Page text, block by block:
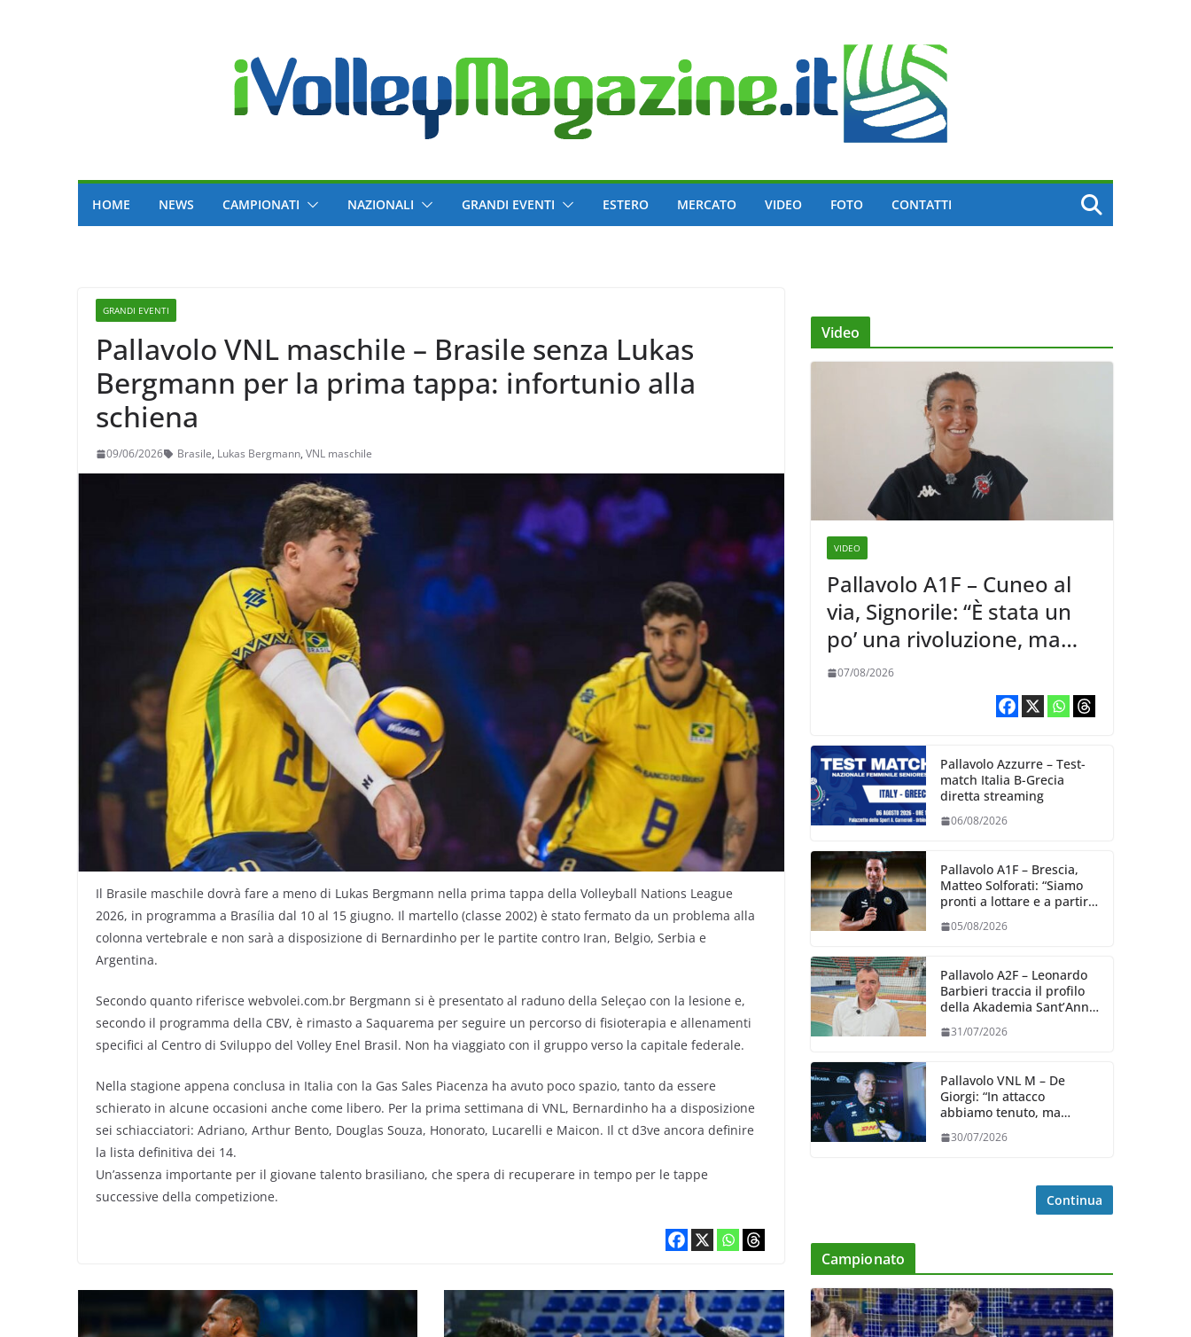
HOME NEWS CAMPIONATI NAZIONALI GRANDI EVENTI ESTERO MERCATO VIDEO FOTO CONTATTI
GRANDI EVENTI
Pallavolo VNL maschile – Brasile senza Lukas
Bergmann per la prima tappa: infortunio alla
schiena
09/06/2026 Brasile, Lukas Bergmann, VNL maschile
Il Brasile maschile dovrà fare a meno di Lukas Bergmann nella prima tappa della Volleyball Nations League
2026, in programma a Brasília dal 10 al 15 giugno. Il martello (classe 2002) è stato fermato da un problema alla
colonna vertebrale e non sarà a disposizione di Bernardinho per le partite contro Iran, Belgio, Serbia e
Argentina.
Secondo quanto riferisce webvolei.com.br Bergmann si è presentato al raduno della Seleçao con la lesione e,
secondo il programma della CBV, è rimasto a Saquarema per seguire un percorso di fisioterapia e allenamenti
specifici al Centro di Sviluppo del Volley Enel Brasil. Non ha viaggiato con il gruppo verso la capitale federale.
Nella stagione appena conclusa in Italia con la Gas Sales Piacenza ha avuto poco spazio, tanto da essere
schierato in alcune occasioni anche come libero. Per la prima settimana di VNL, Bernardinho ha a disposizione
sei schiacciatori: Adriano, Arthur Bento, Douglas Souza, Honorato, Lucarelli e Maicon. Il ct d3ve ancora definire
la lista definitiva dei 14.
Un’assenza importante per il giovane talento brasiliano, che spera di recuperare in tempo per le tappe
successive della competizione.
Video
VIDEO
Pallavolo A1F – Cuneo al
via, Signorile: “È stata un
po’ una rivoluzione, ma
abbiamo le idee chiare siu
cosa vogliamo fare”
07/08/2026
Pallavolo Azzurre – Test-
match Italia B-Grecia
diretta streaming
06/08/2026
Pallavolo A1F – Brescia,
Matteo Solforati: “Siamo
pronti a lottare e a partire
giorno”
05/08/2026
Pallavolo A2F – Leonardo
Barbieri traccia il profilo
della Akademia Sant’Anna
31/07/2026
Pallavolo VNL M – De
Giorgi: “In attacco
abbiamo tenuto, ma
dalla prestazione in
30/07/2026
Continua
Campionato